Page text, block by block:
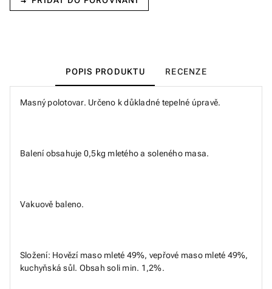
POPIS PRODUKTU RECENZE
Masný polotovar. Určeno k důkladné tepelné úpravě.
Balení obsahuje 0,5kg mletého a soleného masa.
Vakuově baleno.
Složení: Hovězí maso mleté 49%, vepřové maso mleté 49%,
kuchyňská sůl. Obsah soli min. 1,2%.